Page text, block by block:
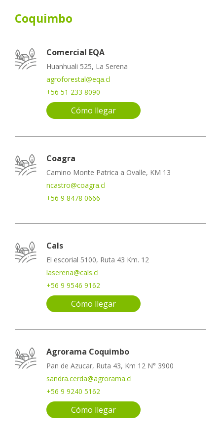
Coquimbo
Comercial EQA
Huanhuali 525, La Serena
agroforestal@eqa.cl
+56 51 233 8090
Cómo llegar
Coagra
Camino Monte Patrica a Ovalle, KM 13
ncastro@coagra.cl
+56 9 8478 0666
Cals
El escorial 5100, Ruta 43 Km. 12
laserena@cals.cl
+56 9 9546 9162
Cómo llegar
Agrorama Coquimbo
Pan de Azucar, Ruta 43, Km 12 N° 3900
sandra.cerda@agrorama.cl
+56 9 9240 5162
Cómo llegar